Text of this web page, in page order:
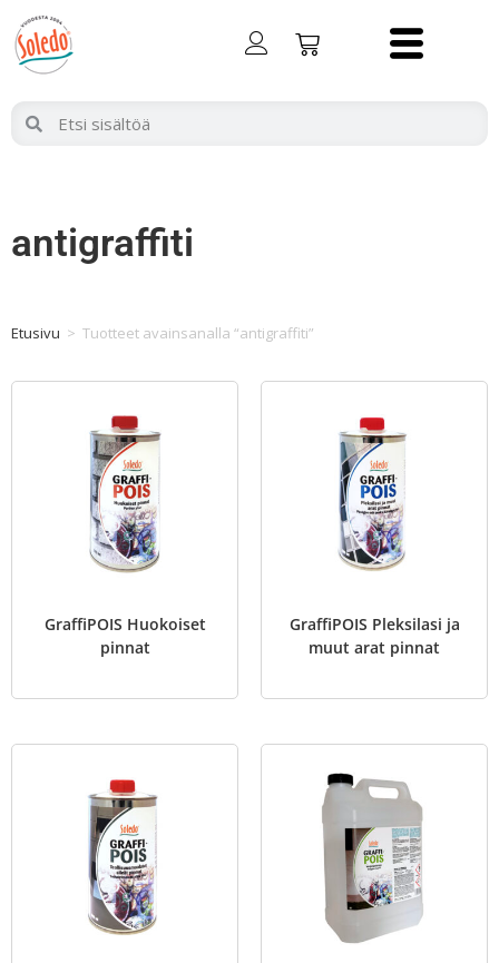
antigraffiti
Etusivu > Tuotteet avainsanalla “antigraffiti”
GraffiPOIS Huokoiset
pinnat
GraffiPOIS Pleksilasi ja
muut arat pinnat